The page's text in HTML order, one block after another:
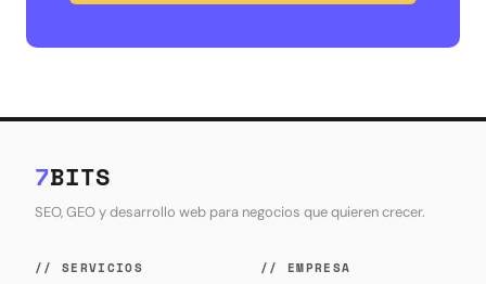
7BITS
SEO, GEO y desarrollo web para negocios que quieren crecer.
// SERVICIOS // EMPRESA